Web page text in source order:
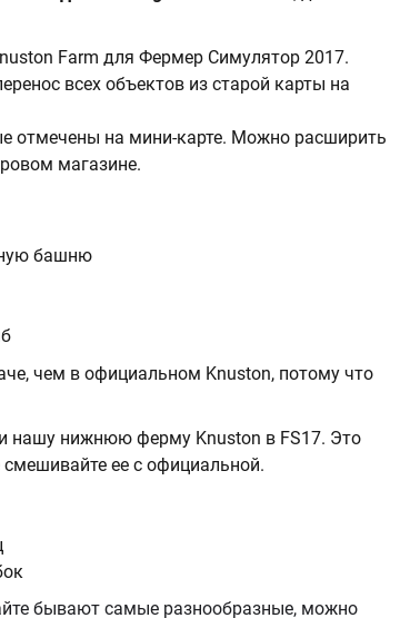
Farm для Фермер Симулятор 2017.
всех объектов из старой карты на
отмечены на мини-карте. Можно расширить
магазине.
башню
чем в официальном Knuston, потому что
нашу нижнюю ферму Knuston в FS17. Это
ее с официальной.